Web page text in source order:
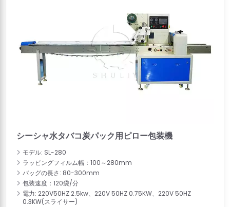
シーシャ水タバコ炭パック用ピロー包装機
モデル: SL-280
ラッピングフィルム幅：100～280mm
バッグの長さ: 80-300mm
包装速度：120袋/分
電力: 220V50HZ 2.5kw、220V 50HZ 0.75KW、220V 50HZ
0.3KW(スライサー)